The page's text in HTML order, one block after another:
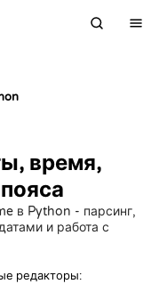
время,
в Python - парсинг,
и работа с
редакторы: